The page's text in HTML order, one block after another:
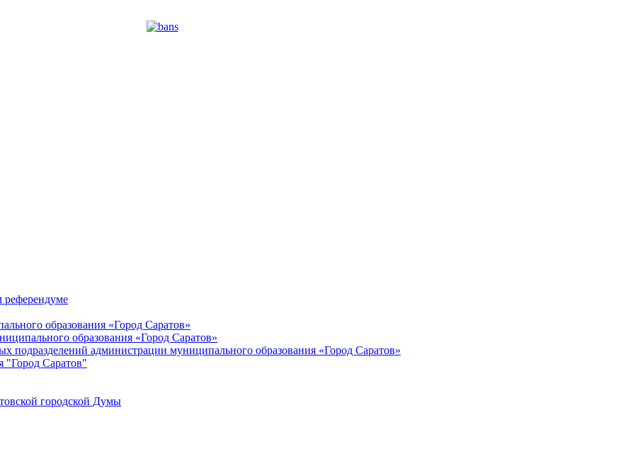
референдуме
образования «Город Саратов»
образования «Город Саратов»
подразделений администрации муниципального образования «Город Саратов»
"Город Саратов"
городской Думы